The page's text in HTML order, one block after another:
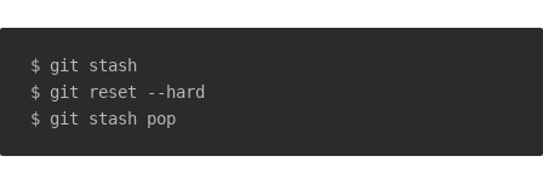
$ git stash
$ git reset --hard
$ git stash pop